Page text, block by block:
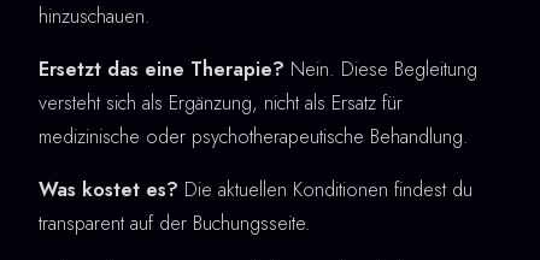
hinzuschauen.
Ersetzt das eine Therapie? Nein. Diese Begleitung
versteht sich als Ergänzung, nicht als Ersatz für
medizinische oder psychotherapeutische Behandlung.
Was kostet es? Die aktuellen Konditionen findest du
transparent auf der Buchungsseite.